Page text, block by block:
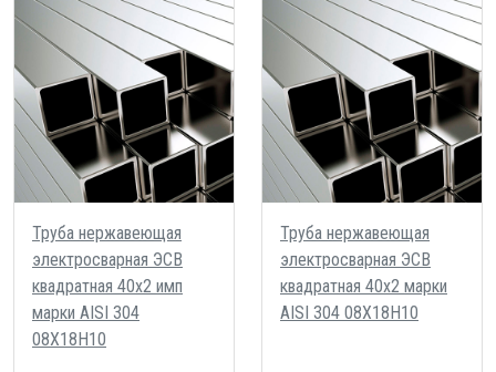
Труба нержавеющая
электросварная ЭСВ
квадратная 40х2 имп
марки AISI 304
08Х18Н10
Труба нержавеющая
электросварная ЭСВ
квадратная 40х2 марки
AISI 304 08Х18Н10